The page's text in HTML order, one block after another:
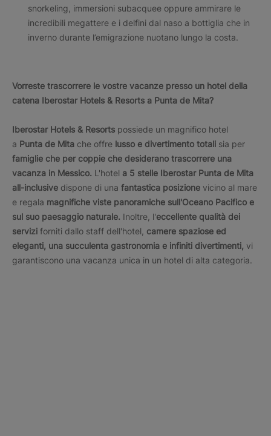
snorkeling, immersioni subacquee oppure ammirare le
incredibili megattere e i delfini dal naso a bottiglia che in
inverno durante l’emigrazione nuotano lungo la costa.
Vorreste trascorrere le vostre vacanze presso un hotel della
catena Iberostar Hotels & Resorts a Punta de Mita?
Iberostar Hotels & Resorts possiede un magnifico hotel
a Punta de Mita che offre lusso e divertimento totali sia per
famiglie che per coppie che desiderano trascorrere una
vacanza in Messico. L'hotel a 5 stelle Iberostar Punta de Mita
all-inclusive dispone di una fantastica posizione vicino al mare
e regala magnifiche viste panoramiche sull'Oceano Pacifico e
sul suo paesaggio naturale. Inoltre, l'eccellente qualità dei
servizi forniti dallo staff dell'hotel, camere spaziose ed
eleganti, una succulenta gastronomia e infiniti divertimenti, vi
garantiscono una vacanza unica in un hotel di alta categoria.